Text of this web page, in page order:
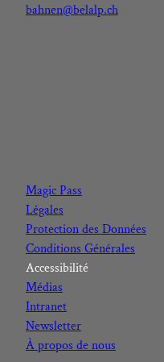
bahnen@belalp.ch
e
b
o
o
k
t
a
g
r
a
m
t
b
e
d
I
Magic Pass
Légales
Protection des Données
Conditions Générales
Accessibilité
Médias
Intranet
Newsletter
À propos de nous